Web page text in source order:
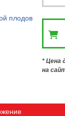
плодов
* Цена
на